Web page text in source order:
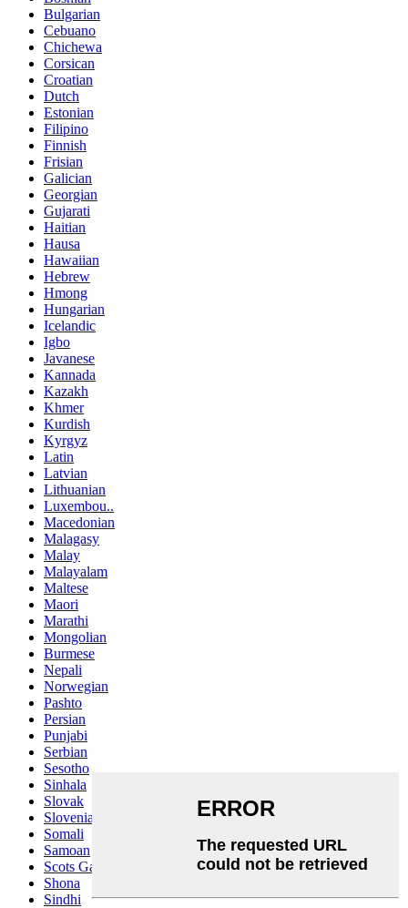
Bulgarian
Cebuano
Chichewa
Corsican
Croatian
Dutch
Estonian
Filipino
Finnish
Frisian
Galician
Georgian
Gujarati
Haitian
Hausa
Hawaiian
Hebrew
Hmong
Hungarian
Icelandic
Igbo
Javanese
Kannada
Kazakh
Khmer
Kurdish
Kyrgyz
Latin
Latvian
Lithuanian
Luxembou..
Macedonian
Malagasy
Malay
Malayalam
Maltese
Maori
Marathi
Mongolian
Burmese
Nepali
Norwegian
Pashto
Persian
Punjabi
Serbian
Sesotho
Sinhala
Slovak
Slovenian
Somali
Samoan
Scots Gaelic
Shona
Sindhi